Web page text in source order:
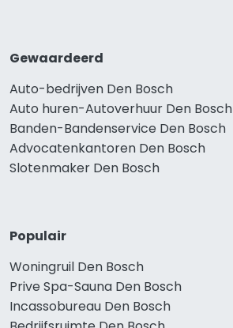
Gewaardeerd
Auto-bedrijven Den Bosch
Auto huren-Autoverhuur Den Bosch
Banden-Bandenservice Den Bosch
Advocatenkantoren Den Bosch
Slotenmaker Den Bosch
Populair
Woningruil Den Bosch
Prive Spa-Sauna Den Bosch
Incassobureau Den Bosch